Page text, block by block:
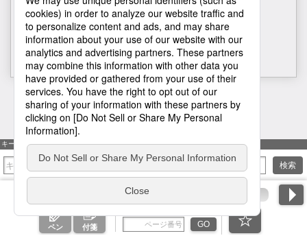
H1
キーワード検索
検索
ペン 付箋 GO